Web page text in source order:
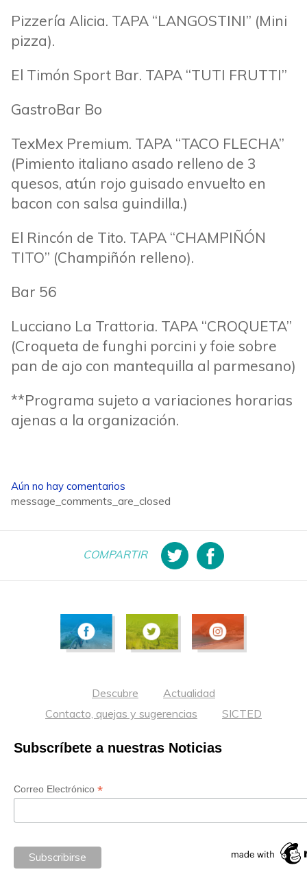
Pizzería Alicia. TAPA “LANGOSTINI” (Mini
pizza).
El Timón Sport Bar. TAPA “TUTI FRUTTI”
GastroBar Bo
TexMex Premium. TAPA “TACO FLECHA”
(Pimiento italiano asado relleno de 3
quesos, atún rojo guisado envuelto en
bacon con salsa guindilla.)
El Rincón de Tito. TAPA “CHAMPIÑÓN
TITO” (Champiñón relleno).
Bar 56
Lucciano La Trattoria. TAPA “CROQUETA”
(Croqueta de funghi porcini y foie sobre
pan de ajo con mantequilla al parmesano)
**Programa sujeto a variaciones horarias
ajenas a la organización.
Aún no hay comentarios
message_comments_are_closed
COMPARTIR
Descubre
Actualidad
Contacto, quejas y sugerencias
SICTED
Subscríbete a nuestras Noticias
Correo Electrónico *